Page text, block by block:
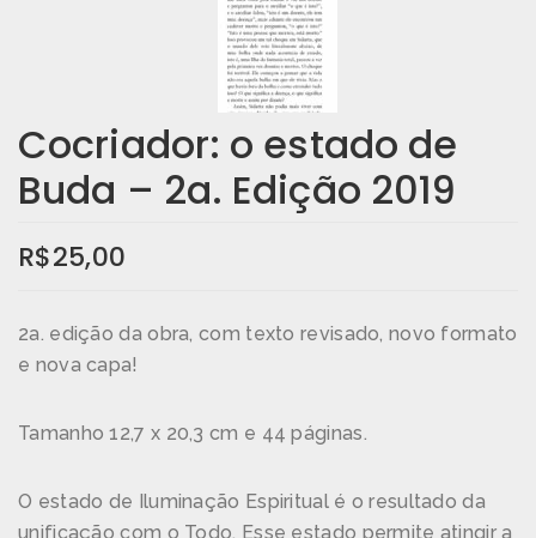
Cocriador: o estado de
Buda – 2a. Edição 2019
R$25,00
2a. edição da obra, com texto revisado, novo formato
e nova capa!
Tamanho 12,7 x 20,3 cm e 44 páginas.
O estado de Iluminação Espiritual é o resultado da
unificação com o Todo. Esse estado permite atingir a